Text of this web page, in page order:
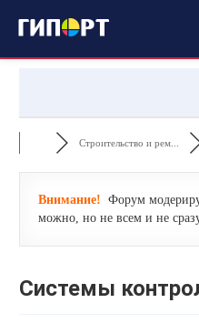
Строительство и рем...
Внимание! Форум
можно, но не всем и не
Системы